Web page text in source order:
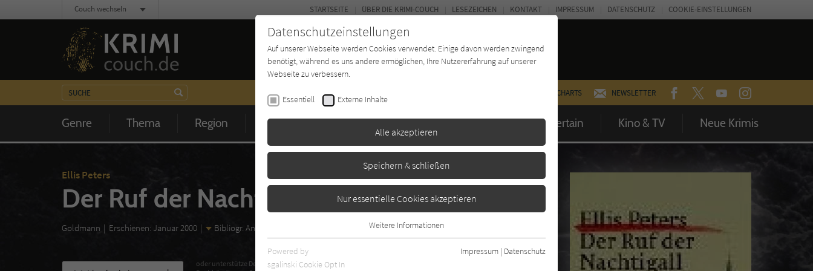
CHARTS NEWSLETTER FACEBOOKTWITTERYOUTUBEINSTAGRAM
Genre Thema Region Zeit Buchtyp Autor*in Magazin Entertain Kino & TV Neue Krimis
STARTSEITE ÜBER DIE KRIMI-COUCH LESEZEICHEN KONTAKT IMPRESSUM DATENSCHUTZ COOKIE-EINSTELLUNGEN
Couch wechseln
Ellis Peters
Der Ruf der Nachtigall
Goldmann Erschienen: Januar 2000 Bibliogr. Angaben
oder unterstütze Deinen
Datenschutzeinstellungen
Auf unserer Webseite werden Cookies verwendet. Einige davon werden zwingend
benötigt, während es uns andere ermöglichen, Ihre Nutzererfahrung auf unserer
Webseite zu verbessern.
Essentiell Externe Inhalte
Alle akzeptieren
Speichern & schließen
Nur essentielle Cookies akzeptieren
Essentielle Cookies werden für grundlegende Funktionen der Webseite
benötigt. Dadurch ist gewährleistet, dass die Webseite einwandfrei
Weitere Informationen
Powered by
sgalinski Cookie Opt In
Impressum | Datenschutz